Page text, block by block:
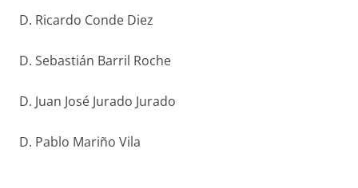
D. Ricardo Conde Diez
D. Sebastián Barril Roche
D. Juan José Jurado Jurado
D. Pablo Mariño Vila